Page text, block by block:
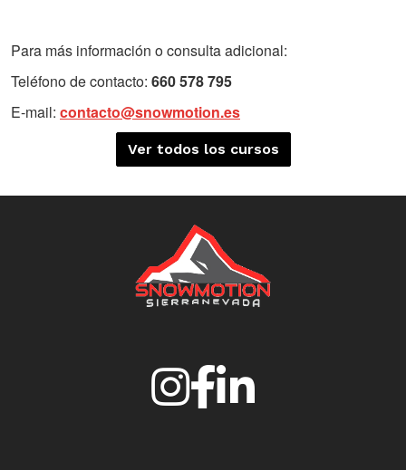
Para más información o consulta adicional:
Teléfono de contacto: 660 578 795
E-mail: contacto@snowmotion.es
Ver todos los cursos